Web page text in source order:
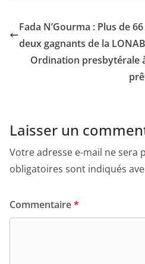
Fada N’Gourma : Plus de
deux gagnants de la LONAB
Ordination presbytérale
Laisser un
Votre adresse e-mail ne sera
obligatoires sont indiqués
Commentaire*